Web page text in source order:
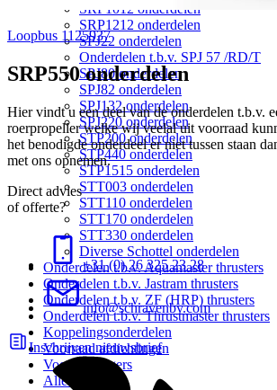
SRP1012 onderdelen
SRP1212 onderdelen
SPJ22 onderdelen
Onderdelen t.b.v. SPJ 57 /RD/T
SPJ80 onderdelen
SPJ82 onderdelen
SPJ132 onderdelen
SPJ220 onderdelen
STP200 onderdelen
STP440 onderdelen
STP1515 onderdelen
STT003 onderdelen
STT110 onderdelen
STT170 onderdelen
STT330 onderdelen
Diverse Schottel onderdelen
Onderdelen t.b.v. Aquamaster thrusters
Onderdelen t.b.v. Jastram thrusters
Onderdelen t.b.v. ZF (HRP) thrusters
Onderdelen t.b.v. Thrustmaster thrusters
Koppelingsonderdelen
Voorraad afdichtingen
Voorraad lagers
Alle producten
Loopbus 1125937
SRP550 onderdelen
Hier vindt u een deel van de onderdelen t.b.v.
roerpropeller welke wij veelal uit voorraad
het benodigde onderdeel er niet tussen staan
met ons opnemen.
Direct advies
of offerte?
+31 (0) 26 325 23 28
info@schravenbv.com
Inschrijven nieuwsbrief